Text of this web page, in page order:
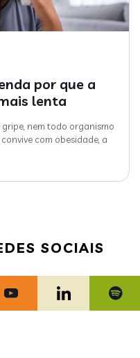
por que a
lenta
nem todo organismo
com obesidade, a
SOCIAIS